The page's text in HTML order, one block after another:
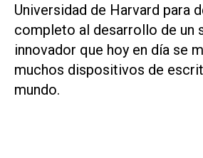
Universidad de Harvard para
completo al desarrollo de un
innovador que hoy en día se
muchos dispositivos de
mundo.